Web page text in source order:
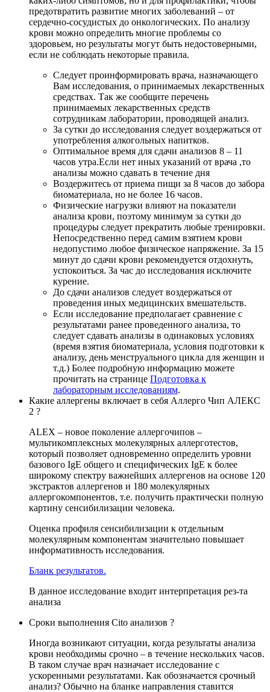
предотвратить развитие многих заболеваний – от
сердечно-сосудистых до онкологических. По анализу
крови можно определить многие проблемы со
здоровьем, но результаты могут быть недостоверными,
если не соблюдать некоторые правила.
Следует проинформировать врача, назначающего
Вам исследования, о принимаемых лекарственных
средствах. Так же сообщите перечень
принимаемых лекарственных средств
сотрудникам лаборатории, проводящей анализ.
За сутки до исследования следует воздержаться от
употребления алкогольных напитков.
Оптимальное время для сдачи анализов 8 – 11
часов утра.Если нет иных указаний от врача ,то
анализы можно сдавать в течение дня
Воздержитесь от приема пищи за 8 часов до забора
биоматериала, но не более 16 часов.
Физические нагрузки влияют на показатели
анализа крови, поэтому минимум за сутки до
процедуры следует прекратить любые тренировки.
Непосредственно перед самим взятием крови
недопустимо любое физическое напряжение. За 15
минут до сдачи крови рекомендуется отдохнуть,
успокоиться. За час до исследования исключите
курение.
До сдачи анализов следует воздержаться от
проведения иных медицинских вмешательств.
Если исследование предполагает сравнение с
результатами ранее проведенного анализа, то
следует сдавать анализы в одинаковых условиях
(время взятия биоматериала, условия подготовки к
анализу, день менструального цикла для женщин и
т.д.) Более подробную информацию можете
прочитать на странице Подготовка к
лабораторным исследованиям.
Какие аллергены включает в себя Аллерго Чип АЛЕКС
2 ?
ALEX – новое поколение аллергочипов –
мультикомплексных молекулярных аллерготестов,
который позволяет одновременно определить уровни
базового IgE общего и специфических IgE к более
широкому спектру важнейших аллергенов на основе 120
экстрактов аллергенов и 180 молекулярных
аллергокомпонентов, т.е. получить практически полную
картину сенсибилизации человека.
Оценка профиля сенсибилизации к отдельным
молекулярным компонентам значительно повышает
информативность исследования.
Бланк результатов.
В данное исследование входит интерпретация рез-та
анализа
Сроки выполнения Cito анализов ?
Иногда возникают ситуации, когда результаты анализа
крови необходимы срочно – в течение нескольких часов.
В таком случае врач назначает исследование с
ускоренными результатами. Как обозначается срочный
анализ? Обычно на бланке направления ставится